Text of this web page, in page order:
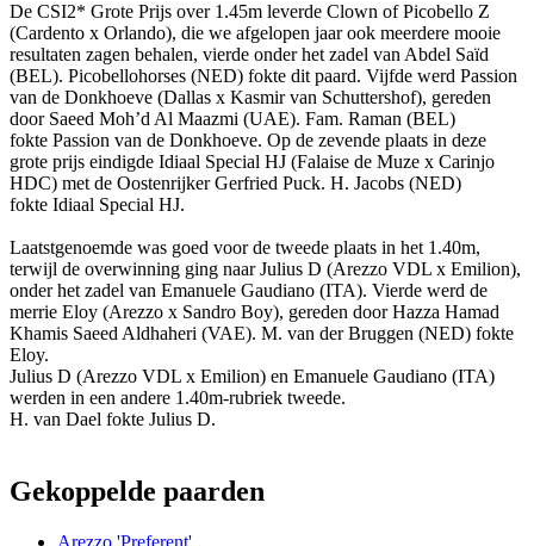
De CSI2* Grote Prijs over 1.45m leverde Clown of Picobello Z
(Cardento x Orlando), die we afgelopen jaar ook meerdere mooie
resultaten zagen behalen, vierde onder het zadel van Abdel Saïd
(BEL). Picobellohorses (NED) fokte dit paard. Vijfde werd Passion
van de Donkhoeve (Dallas x Kasmir van Schuttershof), gereden
door Saeed Moh’d Al Maazmi (UAE). Fam. Raman (BEL)
fokte Passion van de Donkhoeve. Op de zevende plaats in deze
grote prijs eindigde Idiaal Special HJ (Falaise de Muze x Carinjo
HDC) met de Oostenrijker Gerfried Puck. H. Jacobs (NED)
fokte Idiaal Special HJ.
Laatstgenoemde was goed voor de tweede plaats in het 1.40m,
terwijl de overwinning ging naar Julius D (Arezzo VDL x Emilion),
onder het zadel van Emanuele Gaudiano (ITA). Vierde werd de
merrie Eloy (Arezzo x Sandro Boy), gereden door Hazza Hamad
Khamis Saeed Aldhaheri (VAE). M. van der Bruggen (NED) fokte
Eloy.
Julius D (Arezzo VDL x Emilion) en Emanuele Gaudiano (ITA)
werden in een andere 1.40m-rubriek tweede.
H. van Dael fokte Julius D.
Gekoppelde paarden